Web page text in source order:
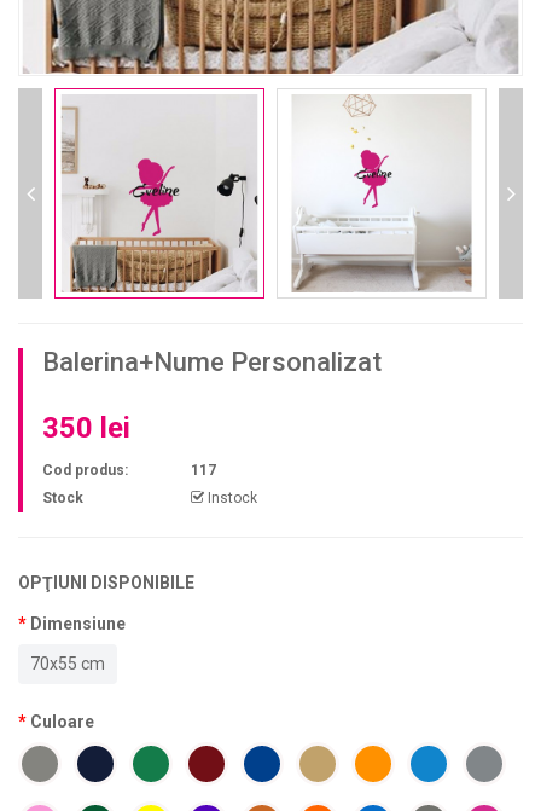
Balerina+Nume Personalizat
350 lei
Cod produs:
117
Stock
Instock
OPŢIUNI DISPONIBILE
Dimensiune
70x55 cm
Culoare